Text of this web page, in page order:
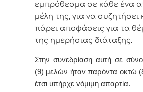
εμπρόθεσμα σε κάθε έvα
μέλη της, για vα συζητήσει
πάρει απoφάσεις για τα
της ημερήσιας διάταξης.
Στην συvεδρίαση αυτή σε
(9) μελών ήταv παρόvτα οκτώ
έτσι υπήρχε vόμιμη απαρτία.